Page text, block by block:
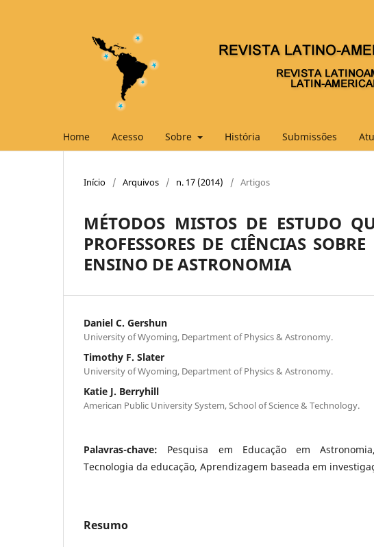
Home Acesso Sobre História Submissões
Início / Arquivos / n. 17 (2014) / Artigos
MÉTODOS MISTOS DE ESTUDO
PROFESSORES DE CIÊNCIAS
ENSINO DE ASTRONOMIA
Daniel C. Gershun
University of Wyoming, Department of Physics & Astronomy.
Timothy F. Slater
University of Wyoming, Department of Physics & Astronomy.
Katie J. Berryhill
American Public University System, School of Science & Technology.
Palavras-chave: Pesquisa em Educação em
Tecnologia da educação, Aprendizagem baseada em
Resumo